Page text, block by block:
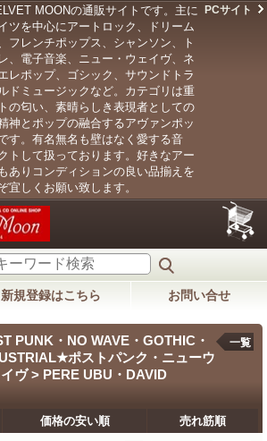
MOONの通販サイトです。主に
ツを中心にアートロック、ドリーム
フレンチポップス、シャンソン、ト
、電子音楽、ニュー・ウェイヴ、ネ
レポップ、ゴシック、サウンドトラ
ドミュージックなど。カテゴリは重
の匂い、素晴らしき表現者としての
神とポップの融合するアヴァンポッ
す。有名無名も壁はなく愛する音
トして扱っております。好きなアー
ありコンディションの良い品揃えを
宜しくお願い致します。
PCサイト
新規登録はこちら お問い合せ
PUNK・NO WAVE・GOTHIC・
ポストパンク・ニューウ
ヴ > PERE UBU・DAVID
一覧
価格の安い順 売れ筋順